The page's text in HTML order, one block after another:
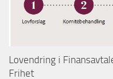
Lovendring i
Frihet